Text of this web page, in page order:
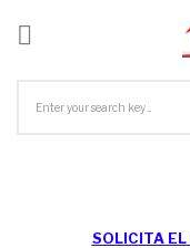

SOLICITA EL